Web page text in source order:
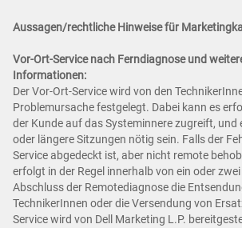
Aussagen/rechtliche Hinweise für
Vor-Ort-Service nach Ferndiagnose und
Informationen:
Der Vor-Ort-Service wird von den
Problemursache festgelegt. Dabei kann es
der Kunde auf das Systeminnere zugreift, und
oder längere Sitzungen nötig sein. Falls der
Service abgedeckt ist, aber nicht remote
erfolgt in der Regel innerhalb von ein oder
Abschluss der Remotediagnose die
TechnikerInnen oder die Versendung von
Service wird von Dell Marketing L.P.